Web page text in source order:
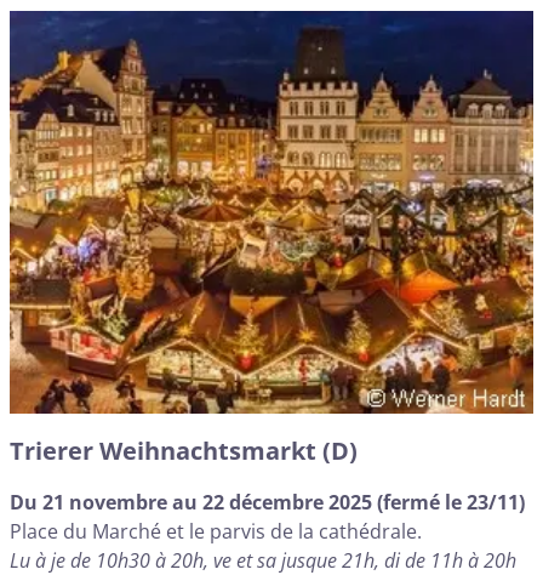
Trierer Weihnachtsmarkt (D)
Du 21 novembre au 22 décembre 2025 (fermé le 23/11)
Place du Marché et le parvis de la cathédrale.
Lu à je de 10h30 à 20h, ve et sa jusque 21h, di de 11h à 20h